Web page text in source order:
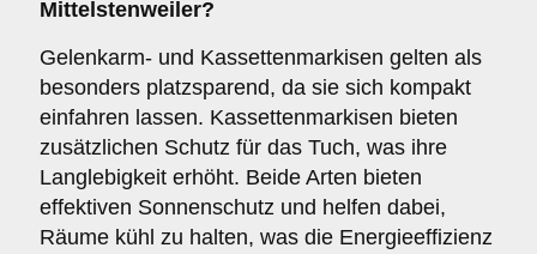
Mittelstenweiler?
Gelenkarm- und Kassettenmarkisen gelten als
besonders platzsparend, da sie sich kompakt
einfahren lassen. Kassettenmarkisen bieten
zusätzlichen Schutz für das Tuch, was ihre
Langlebigkeit erhöht. Beide Arten bieten
effektiven Sonnenschutz und helfen dabei,
Räume kühl zu halten, was die Energieeffizienz